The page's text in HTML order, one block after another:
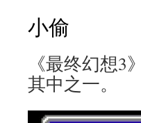
小偷
《最终幻想
其中之一。